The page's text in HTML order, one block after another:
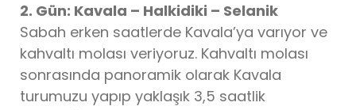
2. Gün: Kavala – Halkidiki – Selanik
Sabah erken saatlerde Kavala’ya varıyor ve
kahvaltı molası veriyoruz. Kahvaltı molası
sonrasında panoramik olarak Kavala
turumuzu yapıp yaklaşık 3,5 saatlik